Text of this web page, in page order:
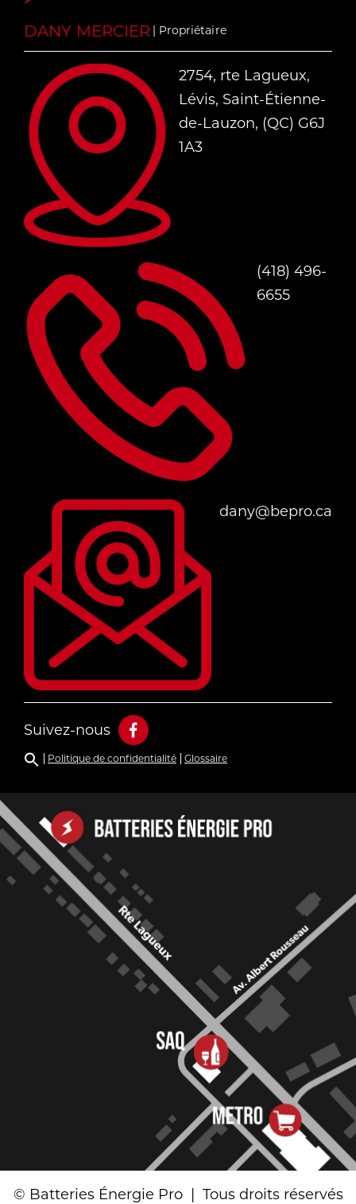
DANY MERCIER | Propriétaire
2754, rte Lagueux,
Lévis, Saint-Étienne-
de-Lauzon, (QC) G6J
1A3
(418) 496-
6655
dany@bepro.ca
Suivez-nous
Politique de confidentialité Glossaire
© Batteries Énergie Pro | Tous droits réservés